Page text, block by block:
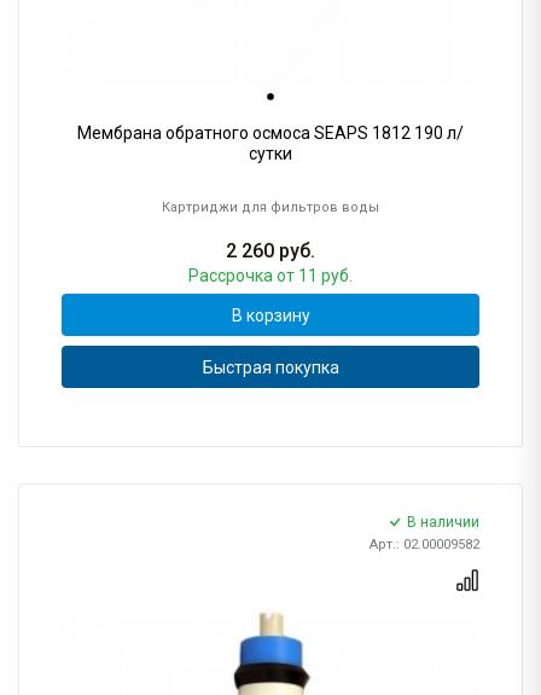
Мембрана обратного осмоса SEAPS 1812 190 л/
сутки
Картриджи для фильтров воды
2 260 руб.
Рассрочка от 11 руб.
В корзину
Быстрая покупка
В наличии
Арт.: 02.00009582